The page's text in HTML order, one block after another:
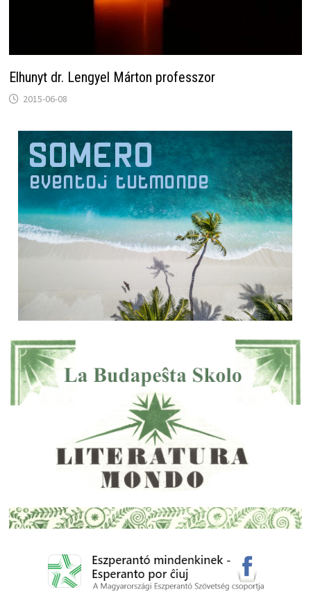
Elhunyt dr. Lengyel Márton professzor
2015-06-08